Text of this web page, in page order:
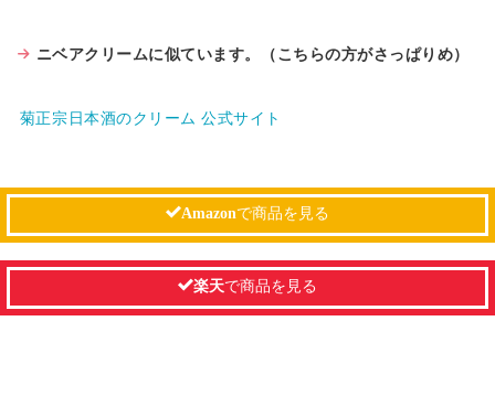
ニベアクリームに似ています。（こちらの方がさっぱりめ）
菊正宗日本酒のクリーム 公式サイト
Amazonで商品を見る
楽天で商品を見る